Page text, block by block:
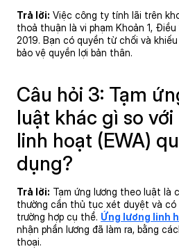
Trả lời: Việc công ty tính lãi trên
thoả thuận là vi phạm Khoản 1,
2019. Bạn có quyền từ chối và
bảo vệ quyền lợi bản thân.
Câu hỏi 3: Tạm
luật khác gì so
linh hoạt (EWA)
dụng?
Trả lời: Tạm ứng lương theo luật là
thường cần thủ tục xét duyệt và có
trường hợp cụ thể. Ứng lương linh
nhận phần lương đã làm ra, bằng
thoại.